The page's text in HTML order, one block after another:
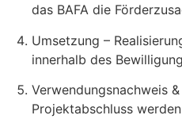
das BAFA die
Umsetzung –
innerhalb des
Verwendungsnachweis
Projektabschluss